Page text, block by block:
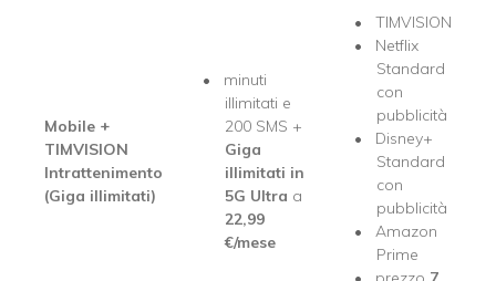
Mobile +
TIMVISION
Intrattenimento
(Giga illimitati)
minuti
illimitati e
200 SMS +
Giga
illimitati in
5G Ultra a
22,99
€/mese
TIMVISION
Netflix
Standard
con
pubblicità
Disney+
Standard
con
pubblicità
Amazon
Prime